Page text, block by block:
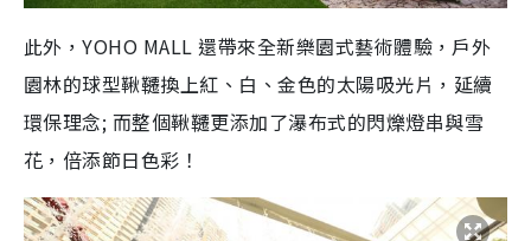
此外，YOHO MALL 還帶來全新樂園式藝術體驗，戶外
園林的球型鞦韆換上紅、白、金色的太陽吸光片，延續
環保理念; 而整個鞦韆更添加了瀑布式的閃爍燈串與雪
花，倍添節日色彩！